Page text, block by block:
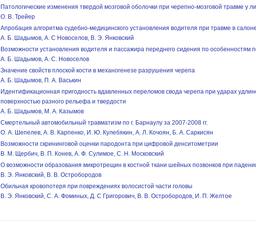
Патологические изменения твердой мозговой оболочки при черепно-мозговой травме у
О. В. Трейер
Апробация алгоритма судебно-медицинского установления водителя при травме в
А. Б. Шадымов, А. С Новоселов, В. Э. Янковский
Возможности установления водителя и пассажира переднего сидения по особенностям
А. Б. Шадымов, А. С. Новоселов
Значение свойств плоской кости в механогенезе разрушения черепа
А. Б. Шадымов, П. А. Васькин
Идентификационная пригодность вдавленных переломов свода черепа при ударах
поверхностью разного рельефа и твердости
А. Б. Шадымов, М. А. Казымов
Смертельный автомобильный травматизм по г. Барнаулу за 2007-2008 гг.
О. А. Шепелев, А. В. Карпенко, И. Ю. Кулебякин, A. Л. Кочоян, Б. А. Саркисян
Возможности скрининговой оценки пародонта при цифровой денситометрии
B. М. Щербич, В. П. Конев, А. Ф. Сулимое, С. Н. Московский
О возможности образования микротрещин в костной ткани шейных позвонков при
В. Э. Янковский, В. В. Остробородов
Обильная кровопотеря при повреждениях волосистой части головы
В. Э. Янковский, С. А. Фоминых, Д. С Григорович, В. В. Остробородов, И. П. Желтое